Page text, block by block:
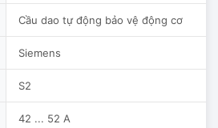
Cầu dao tự động bảo vệ động cơ
Siemens
S2
42 ... 52 A